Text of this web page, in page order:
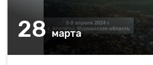
28 марта